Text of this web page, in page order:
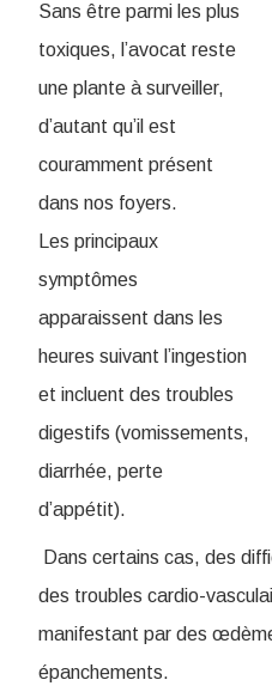
Sans être parmi les plus
toxiques, l’avocat reste
une plante à surveiller,
d’autant qu’il est
couramment présent
dans nos foyers.
Les principaux
symptômes
apparaissent dans les
heures suivant l’ingestion
et incluent des troubles
digestifs (vomissements,
diarrhée, perte
d’appétit).
Dans certains cas, des
des troubles cardio-
manifestant par des
épanchements.